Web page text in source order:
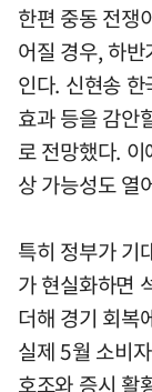
한편 중동 전쟁
어질 경우, 하
인다. 신현송
효과 등을 감안
로 전망했다.
상 가능성도 열
특히 정부가 기
가 현실화하면
더해 경기 회복
실제 5월 소비
호조와 증시 활